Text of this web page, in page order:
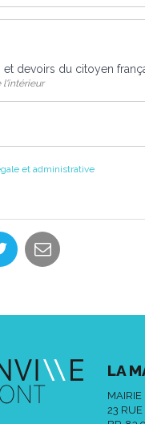
et devoirs du citoyen
l'intérieur
et administrative
LA
23 RUE